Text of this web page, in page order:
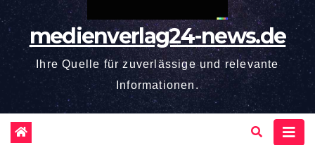
medienverlag24-news.de
Ihre Quelle für zuverlässige und relevante
Informationen.